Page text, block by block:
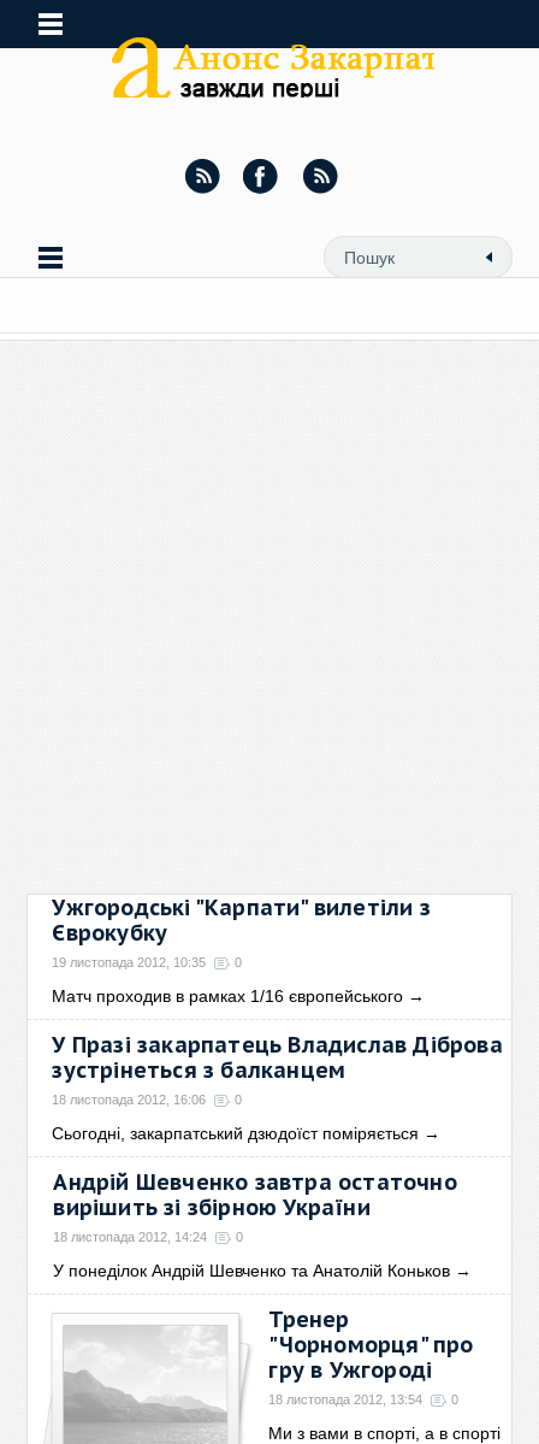
Ужгородські "Карпати" вилетіли з
Єврокубку
19 листопада 2012, 10:35 0
Матч проходив в рамках 1/16 європейського →
У Празі закарпатець Владислав Діброва
зустрінеться з балканцем
18 листопада 2012, 16:06 0
Сьогодні, закарпатський дзюдоїст поміряється →
Андрій Шевченко завтра остаточно
вирішить зі збірною України
18 листопада 2012, 14:24 0
У понеділок Андрій Шевченко та Анатолій Коньков →
Тренер
"Чорноморця" про
гру в Ужгороді
18 листопада 2012, 13:54 0
Ми з вами в спорті, а в спорті